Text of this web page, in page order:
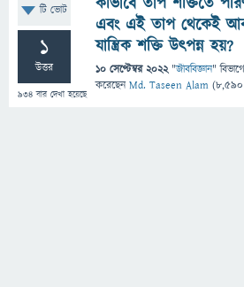
টি ভোট
1
উত্তর
934 বার দেখা হয়েছে
এবং এই তাপ থেকেই
যান্ত্রিক শক্তি উৎপন্ন হয়?
10 সেপ্টেম্বর 2022 "জীববিজ্ঞান" বিভাগে
করেছেনMd. Taseen Alam (8,590